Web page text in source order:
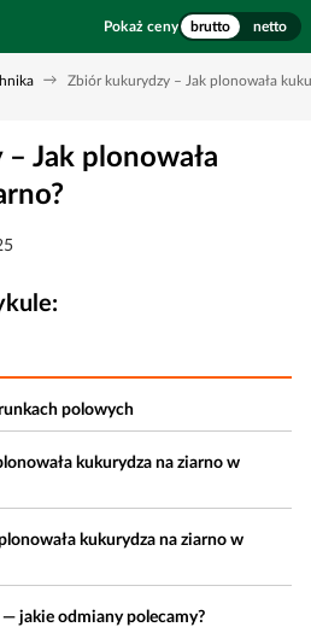
Pokaż ceny brutto netto
Zbiór kukurydzy – Jak plonowała
Jak plonowała
polowych
kukurydza na ziarno w
kukurydza na ziarno w
jakie odmiany polecamy?